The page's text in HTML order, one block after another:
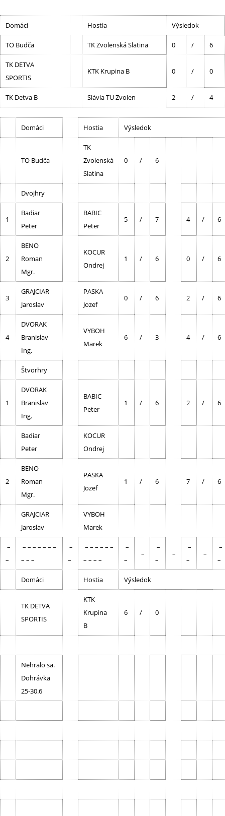
Domáci Hostia Výsledok
TO Budča TK Zvolenská Slatina 0 / 6
TK DETVA
SPORTIS
KTK Krupina B 0 / 0
TK Detva B Slávia TU Zvolen 2 / 4
Domáci Hostia Výsledok
TO Budča
TK
Zvolenská
Slatina
0 / 6
Dvojhry
1
Badiar
Peter
BABIC
Peter
5 / 7 4 / 6
2
BENO
Roman
Mgr.
KOCUR
Ondrej
1 / 6 0 / 6
3
GRAJCIAR
Jaroslav
PASKA
Jozef
0 / 6 2 / 6
4
DVORAK
Branislav
Ing.
VYBOH
Marek
6 / 3 4 / 6
Štvorhry
1
DVORAK
Branislav
Ing.
BABIC
Peter
1 / 6 2 / 6
Badiar
Peter
KOCUR
Ondrej
2
BENO
Roman
Mgr.
PASKA
Jozef
1 / 6 7 / 6
GRAJCIAR
Jaroslav
VYBOH
Marek
–
–
– – – – – – –
– – –
–
–
– – – – – –
– – – –
–
–
–
–
–
–
–
–
–
–
–
Domáci Hostia Výsledok
TK DETVA
SPORTIS
KTK
Krupina
B
6 / 0
Nehralo sa.
Dohrávka
25-30.6